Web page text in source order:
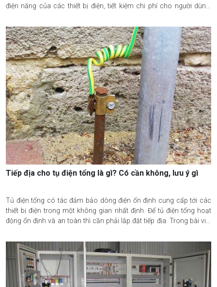
điện năng của các thiết bị điện, tiết kiệm chi phí cho người dùng.
lý tủ tụ bù qua phần nội dung bài viết sau đây nhé.
Tiếp địa cho tụ điện tổng là gì? Có cần không, lưu ý gì
Tủ điện tổng có tác đảm bảo dòng điện ổn định cung cấp tới các
thiết bị điện trong một không gian nhất định. Để tủ điện tổng hoạt
động ổn định và an toàn thì cần phải lắp đặt tiếp địa. Trong bài viết
quát nhất về tiếp địa cho tụ điện tổng đến bạn đọc.